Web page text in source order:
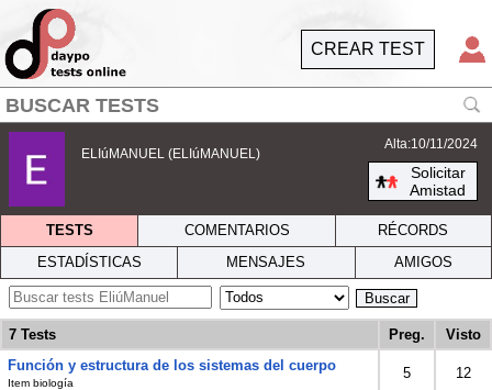
CREAR TEST
ELIúMANUEL (ELIúMANUEL)
Alta:10/11/2024
Solicitar
Amistad
TESTS COMENTARIOS
RÉCORDS
ESTADÍSTICAS
MENSAJES AMIGOS
Buscar
7 Tests Preg.
Visto
Función y estructura de los sistemas del cuerpo
Item biología
5 12